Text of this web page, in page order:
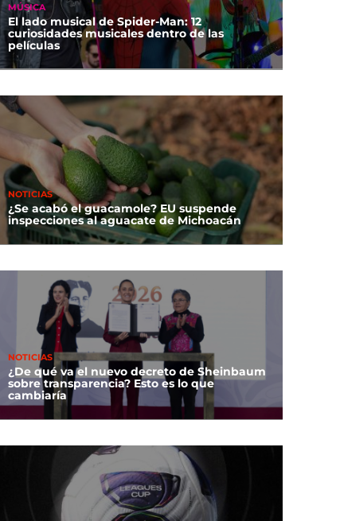
MÚSICA
El lado musical de Spider-Man: 12
curiosidades musicales dentro de las
películas
NOTICIAS
¿Se acabó el guacamole? EU suspende
inspecciones al aguacate de Michoacán
NOTICIAS
¿De qué va el nuevo decreto de Sheinbaum
sobre transparencia? Esto es lo que
cambiaría